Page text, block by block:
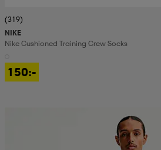
(319)
NIKE
Nike Cushioned Training Crew Socks
150:-